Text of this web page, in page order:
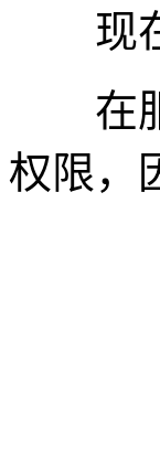
现在
在服
权限，